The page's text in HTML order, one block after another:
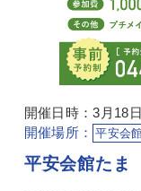
開催日時：3月18
開催場所：
平安会
平安会館た